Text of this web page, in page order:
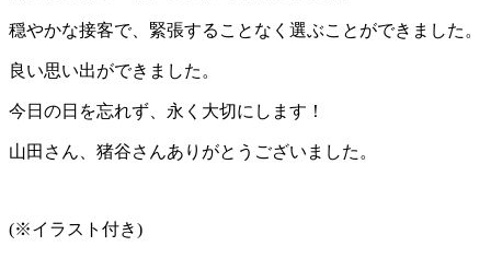
穏やかな接客で、緊張することなく選ぶことができました。
良い思い出ができました。
今日の日を忘れず、永く大切にします！
山田さん、猪谷さんありがとうございました。
(※イラスト付き)